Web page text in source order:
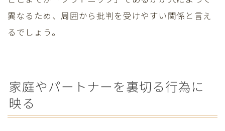
異なるため、周囲から批判を受けやすい関係と言え
るでしょう。
家庭やパートナーを裏切る行為に
映る